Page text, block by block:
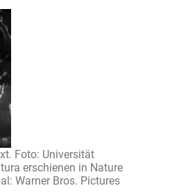
Foto: Universität
erschienen in Nature
Warner Bros. Pictures